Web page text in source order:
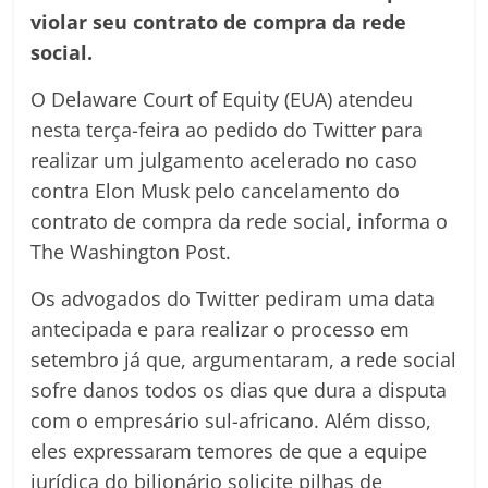
violar seu contrato de compra da rede
social.
O Delaware Court of Equity (EUA) atendeu
nesta terça-feira ao pedido do Twitter para
realizar um julgamento acelerado no caso
contra Elon Musk pelo cancelamento do
contrato de compra da rede social, informa o
The Washington Post.
Os advogados do Twitter pediram uma data
antecipada e para realizar o processo em
setembro já que, argumentaram, a rede social
sofre danos todos os dias que dura a disputa
com o empresário sul-africano. Além disso,
eles expressaram temores de que a equipe
jurídica do bilionário solicite pilhas de